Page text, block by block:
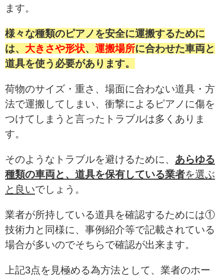
ます。
様々な種類のピアノを安全に運搬するために
は、 大きさや形状、 運搬場所に合わせた車両と
道具を使う必要があります。
荷物のサイズ・重さ、場面に合わない道具・方
法で運搬してしまい、衝撃によるピアノに傷を
つけてしまうと言ったトラブルは多くありま
す。
そのようなトラブルを避けるために、 あらゆる
種類の車両と、道具を保有している業者を選ぶ
と良いでしょう。
業者が所持している道具を確認するためには①
技術力と同様に、事例紹介等で記載されている
場合が多いのでそちらで確認が出来ます。
上記3点を見極める為方法として、業者のホー